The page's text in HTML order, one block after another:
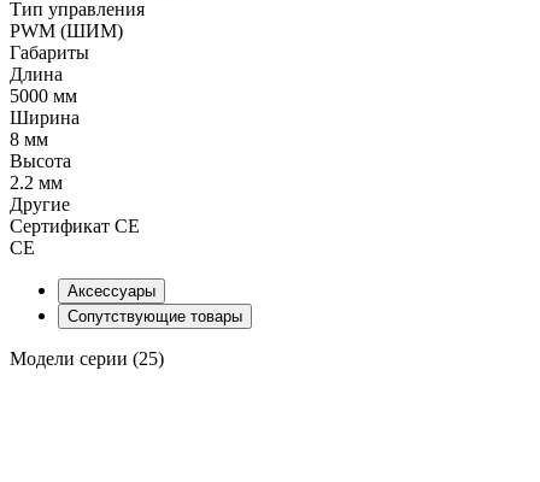
Тип управления
PWM (ШИМ)
Габариты
Длина
5000 мм
Ширина
8 мм
Высота
2.2 мм
Другие
Сертификат CE
CE
Аксессуары
Сопутствующие товары
Модели серии (25)